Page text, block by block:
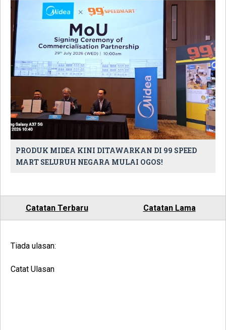
PRODUK MIDEA KINI DITAWARKAN DI 99 SPEED
MART SELURUH NEGARA MULAI OGOS!
Catatan Terbaru Catatan Lama
Tiada ulasan:
Catat Ulasan